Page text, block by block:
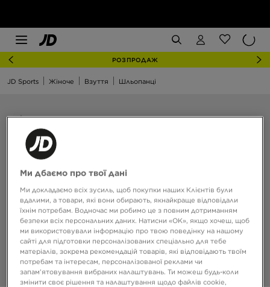
РОЗПРОДАЖ
JD Sports Жіноче Взуття Шльопанці
Ми дбаємо про твої дані
Ми докладаємо всіх зусиль, щоб покупки наших Клієнтів були
вдалими, а товари, які вони обирають, якнайкраще відповідали
їхнім потребам. Водночас ми робимо це з повним дотриманням
безпеки всіх персональних даних. Натисни «OK», якщо хочеш, щоб
ми використовували інформацію про твою поведінку на нашому
сайті для підготовки персоналізованих спеціально для тебе
матеріалів, зокрема рекомендацій товарів, які відповідають твоїм
потребам та інтересам, персоналізованої реклами чи
запам’ятовування вибраних налаштувань. Ти можеш будь-коли
змінити своє рішення та налаштування щодо файлів cookie,